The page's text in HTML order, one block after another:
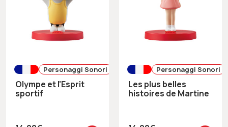
Personaggi Sonori
Olympe et l'Esprit
sportif
Personaggi Sonori
Les plus belles
histoires de Martine